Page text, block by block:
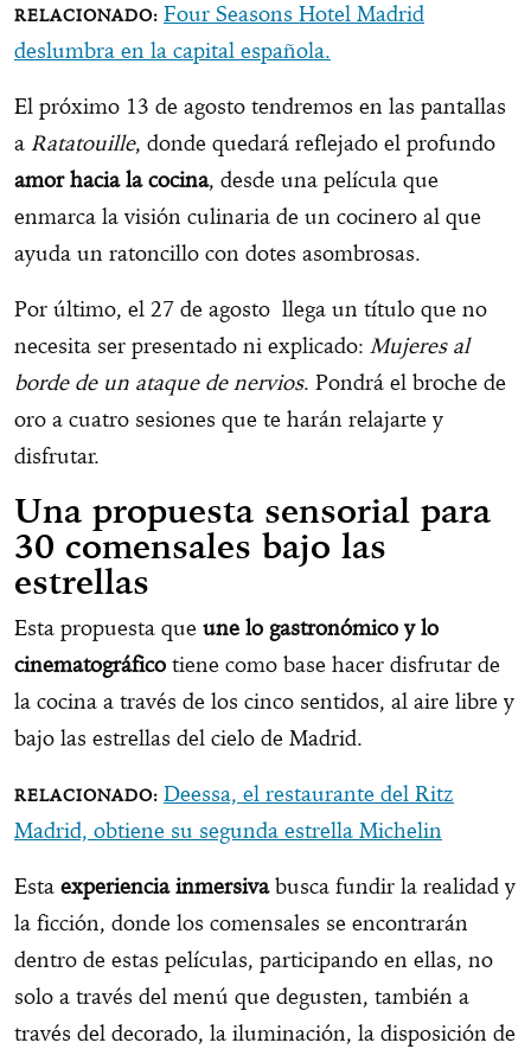
Four Seasons Hotel Madrid
deslumbra en la capital española.
El próximo 13 de agosto tendremos en las pantallas
a Ratatouille, donde quedará reflejado el profundo
amor hacia la cocina, desde una película que
enmarca la visión culinaria de un cocinero al que
ayuda un ratoncillo con dotes asombrosas.
Por último, el 27 de agosto llega un título que no
necesita ser presentado ni explicado: Mujeres al
borde de un ataque de nervios. Pondrá el broche de
oro a cuatro sesiones que te harán relajarte y
disfrutar.
Una propuesta sensorial para
30 comensales bajo las
estrellas
Esta propuesta que une lo gastronómico y lo
cinematográfico tiene como base hacer disfrutar de
la cocina a través de los cinco sentidos, al aire libre y
bajo las estrellas del cielo de Madrid.
Deessa, el restaurante del Ritz
Madrid, obtiene su segunda estrella Michelin
Esta experiencia inmersivabusca fundir la realidad y
la ficción, donde los comensales se encontrarán
dentro de estas películas, participando en ellas, no
solo a través del menú que degusten, también a
través del decorado, la iluminación, la disposición de